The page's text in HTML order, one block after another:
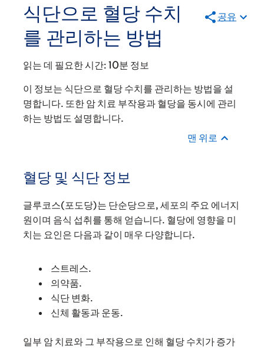
식단으로 혈당 수치
를 관리하는 방법
공유
읽는 데 필요한 시간: 10분 정보
이 정보는 식단으로 혈당 수치를 관리하는 방법을 설
명합니다. 또한 암 치료 부작용과 혈당을 동시에 관리
하는 방법도 설명합니다.
맨 위로
혈당 및 식단 정보
글루코스(포도당)는 단순당으로, 세포의 주요 에너지
원이며 음식 섭취를 통해 얻습니다. 혈당에 영향을 미
치는 요인은 다음과 같이 매우 다양합니다.
스트레스.
의약품.
식단 변화.
신체 활동과 운동.
일부 암 치료와 그 부작용으로 인해 혈당 수치가 증가